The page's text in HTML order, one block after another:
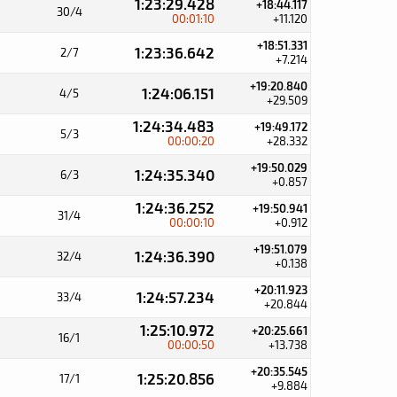
30/4 1:23:29.428
00:01:10
+18:44.117
+11.120
2/7 1:23:36.642 +18:51.331
+7.214
4/5 1:24:06.151 +19:20.840
+29.509
5/3 1:24:34.483
00:00:20
+19:49.172
+28.332
6/3 1:24:35.340 +19:50.029
+0.857
31/4 1:24:36.252
00:00:10
+19:50.941
+0.912
32/4 1:24:36.390 +19:51.079
+0.138
33/4 1:24:57.234 +20:11.923
+20.844
16/1 1:25:10.972
00:00:50
+20:25.661
+13.738
17/1 1:25:20.856 +20:35.545
+9.884